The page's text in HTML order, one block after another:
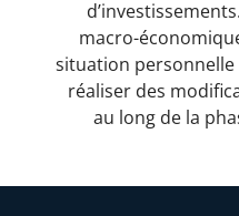
macro-
situation
réaliser des
au long de la